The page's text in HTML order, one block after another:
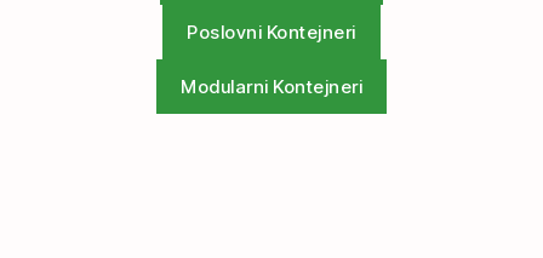
Poslovni Kontejneri
Modularni Kontejneri